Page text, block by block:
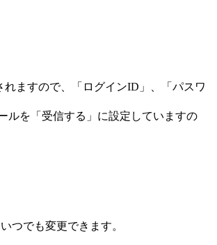
ますので、「ログインID」、「パスワ
ルを「受信する」に設定していますの
つでも変更できます。